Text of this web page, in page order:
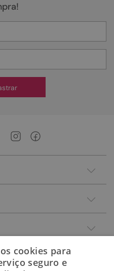
cookies para
seguro e